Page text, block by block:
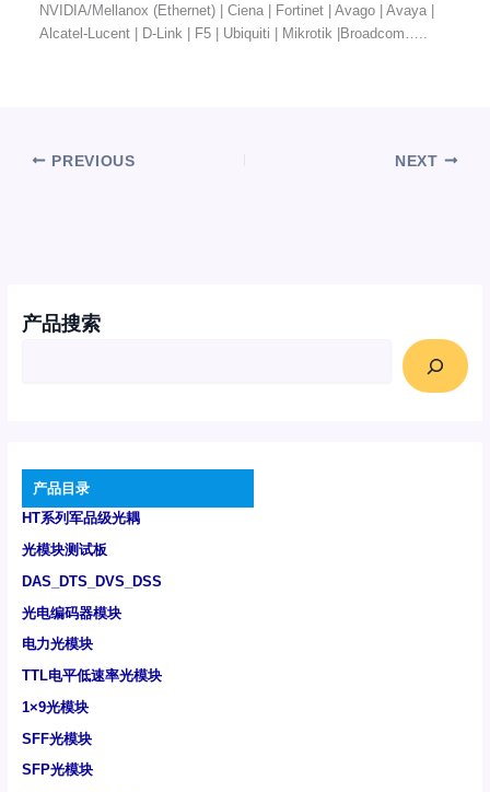
产品搜索
产品目录
HT系列军品级光耦
光模块测试板
DAS_DTS_DVS_DSS
光电编码器模块
电力光模块
TTL电平低速率光模块
1×9光模块
SFF光模块
SFP光模块
NVIDIA/Mellanox (Ethernet) | Ciena | Fortinet | Avago | Avaya |
Alcatel-Lucent | D-Link | F5 | Ubiquiti | Mikrotik |Broadcom…..
PREVIOUS NEXT